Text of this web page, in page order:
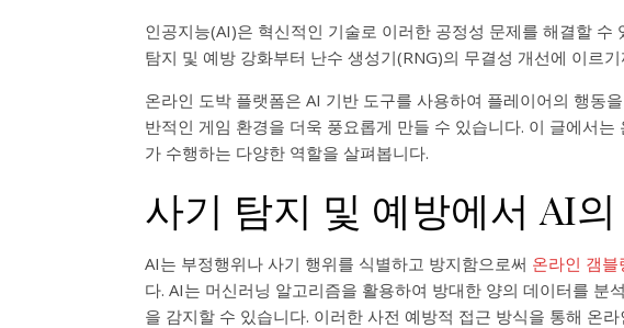
인공지능(AI)은 혁신적인 기술로 이러한 공정성 문제를 해결할
탐지 및 예방 강화부터 난수 생성기(RNG)의 무결성 개선에 이르
온라인 도박 플랫폼은 AI 기반 도구를 사용하여 플레이어의 행동
반적인 게임 환경을 더욱 풍요롭게 만들 수 있습니다. 이 글에서
가 수행하는 다양한 역할을 살펴봅니다.
사기 탐지 및 예방에서 AI
AI는 부정행위나 사기 행위를 식별하고 방지함으로써 온라인 갬블
다. AI는 머신러닝 알고리즘을 활용하여 방대한 양의 데이터를 분
을 감지할 수 있습니다. 이러한 사전 예방적 접근 방식을 통해 온